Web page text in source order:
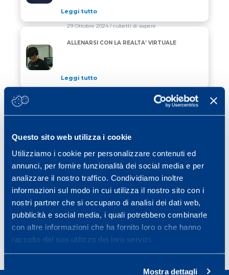
Questo sito web utilizza i cookie
Utilizziamo i cookie per personalizzare contenuti ed
annunci, per fornire funzionalità dei social media e per
analizzare il nostro traffico. Condividiamo inoltre
informazioni sul modo in cui utilizza il nostro sito con i
nostri partner che si occupano di analisi dei dati web,
pubblicità e social media, i quali potrebbero combinarle
con altre informazioni che ha fornito loro o che hanno
raccolto dal suo utilizzo dei loro servizi.
Mostra dettagli
Leggi tutto
ALLENARSI CON LA REALTA’ VIRTUALE
29 Ottobre 2024/ cubetti di sapere
ALLENARSI CON LA REALTA’ VIRTUALE
Leggi tutto
PERCHÈ CORRERE? KM 1 MEZZA MARATONA
MARATONA D’ITALIA
L’UTILIZZO DEI “WERABLE DEVICES” COME
09 Settembre 2024
L’UTILIZZO DEI “WERABLE DEVICES”
COME STRUMENTO PER IL
MIGLIORAMENTO DELLO STILE DI VITA
Leggi tutto